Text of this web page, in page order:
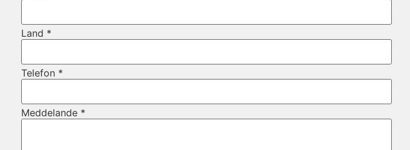
Land *
Telefon *
Meddelande *